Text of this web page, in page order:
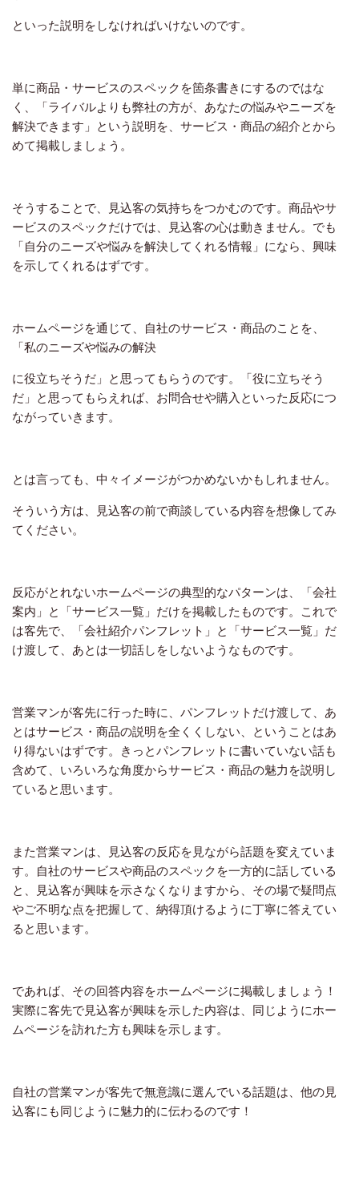
といった説明をしなければいけないのです。
単に商品・サービスのスペックを箇条書きにするのではな
く、「ライバルよりも弊社の方が、あなたの悩みやニーズを
解決できます」という説明を、サービス・商品の紹介とから
めて掲載しましょう。
そうすることで、見込客の気持ちをつかむのです。商品やサ
ービスのスペックだけでは、見込客の心は動きません。でも
「自分のニーズや悩みを解決してくれる情報」になら、興味
を示してくれるはずです。
ホームページを通じて、自社のサービス・商品のことを、
「私のニーズや悩みの解決
に役立ちそうだ」と思ってもらうのです。「役に立ちそう
だ」と思ってもらえれば、お問合せや購入といった反応につ
ながっていきます。
とは言っても、中々イメージがつかめないかもしれません。
そういう方は、見込客の前で商談している内容を想像してみ
てください。
反応がとれないホームページの典型的なパターンは、「会社
案内」と「サービス一覧」だけを掲載したものです。これで
は客先で、「会社紹介パンフレット」と「サービス一覧」だ
け渡して、あとは一切話しをしないようなものです。
営業マンが客先に行った時に、パンフレットだけ渡して、あ
とはサービス・商品の説明を全くくしない、ということはあ
り得ないはずです。きっとパンフレットに書いていない話も
含めて、いろいろな角度からサービス・商品の魅力を説明し
ていると思います。
また営業マンは、見込客の反応を見ながら話題を変えていま
す。自社のサービスや商品のスペックを一方的に話している
と、見込客が興味を示さなくなりますから、その場で疑問点
やご不明な点を把握して、納得頂けるように丁寧に答えてい
ると思います。
であれば、その回答内容をホームページに掲載しましょう！
実際に客先で見込客が興味を示した内容は、同じようにホー
ムページを訪れた方も興味を示します。
自社の営業マンが客先で無意識に選んでいる話題は、他の見
込客にも同じように魅力的に伝わるのです！